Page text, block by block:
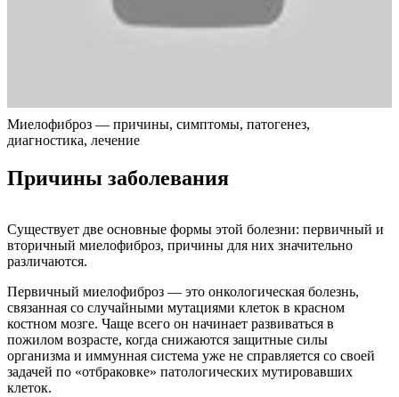
Миелофиброз — причины, симптомы, патогенез,
диагностика, лечение
Причины заболевания
Существует две основные формы этой болезни: первичный и
вторичный миелофиброз, причины для них значительно
различаются.
Первичный миелофиброз — это онкологическая болезнь,
связанная со случайными мутациями клеток в красном
костном мозге. Чаще всего он начинает развиваться в
пожилом возрасте, когда снижаются защитные силы
организма и иммунная система уже не справляется со своей
задачей по «отбраковке» патологических мутировавших
клеток.